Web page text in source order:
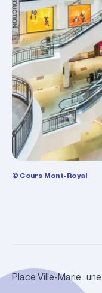
© Cours Mont-Royal
Place Ville-Marie :